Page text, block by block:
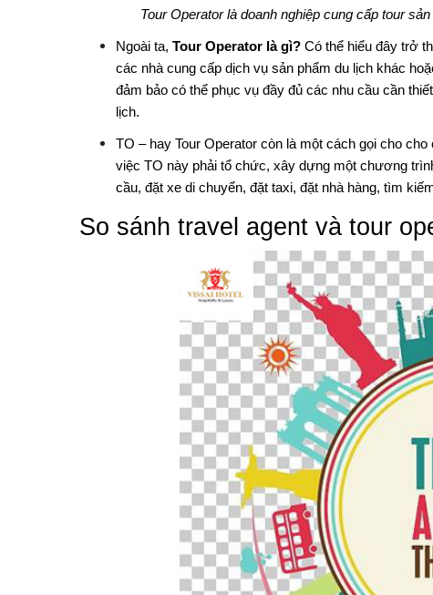
Tour Operator là doanh nghiệp cung cấp tour
Ngoài ta, Tour Operator là gì? Có thể hiểu đây trở
các nhà cung cấp dịch vụ sản phẩm du lịch khác
đảm bảo có thể phục vụ đầy đủ các nhu cầu cần
lịch.
TO – hay Tour Operator còn là một cách gọi cho
việc TO này phải tổ chức, xây dựng một chương
cầu, đặt xe di chuyển, đặt taxi, đặt nhà hàng, tìm
So sánh travel agent và tour